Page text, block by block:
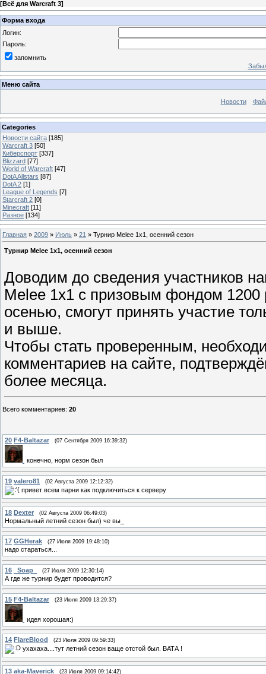
[Всё для Warcraft 3]
Форма входа
Логин:
Пароль:
запомнить
Меню сайта
Новости
Categories
Новости сайта [185]
Warcraft 3 [50]
Киберспорт [337]
Blizzard [77]
World of Warcraft [47]
DotA Allstars [87]
DotA 2 [1]
League of Legends [7]
Starcraft 2 [0]
Minecraft [11]
Разное [134]
Главная » 2009 » Июль » 21 » Турнир Melee 1x1, осенний сезон
Турнир Melee 1x1, осенний сезон
Доводим до сведения участников
Melee 1x1 с призовым фондом 1200
осенью, смогут принять участие
и выше.
Чтобы стать проверенным,
комментариев на сайте,
более месяца.
Всего комментариев: 20
20 F4-Baltazar (07 Сентября 2009 16:39:32)
конечно, норм сезон был
19 valero81 (02 Августа 2009 12:12:32)
привет всем парни как подключиться к серверу
18 Dexter (02 Августа 2009 06:49:03)
Нормальный летний сезон был) че вы_
17 GGHerak (27 Июля 2009 19:48:10)
надо стараться...
16 _Soap_ (27 Июля 2009 12:30:14)
А где же турнир будет проводится?
15 F4-Baltazar (23 Июля 2009 13:29:37)
идея хорошая:)
14 FlareBlood (23 Июля 2009 09:59:33)
ухахаха....тут летний сезон ваще отстой был. ВАТА !
13 aka-Maverick (23 Июля 2009 09:14:42)